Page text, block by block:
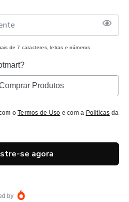
de 7 caracteres, letras e números
Produtos
oTermos de Uso e com a Políticas da
se agora
by